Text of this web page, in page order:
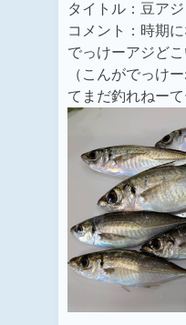
タイトル：豆ア
コメント：時期
でっけーアジどこ
（こんがでっけ
てまだ釣れねーて